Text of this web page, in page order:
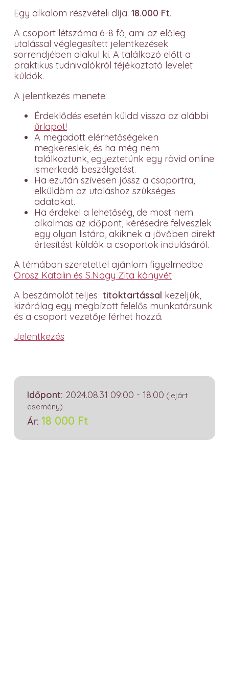
Egy alkalom részvételi díja: 18.000 Ft.
A csoport létszáma 6-8 fő, ami az előleg
utalással véglegesített jelentkezések
sorrendjében alakul ki. A találkozó előtt a
praktikus tudnivalókról téjékoztató levelet
küldök.
A jelentkezés menete:
Érdeklődés esetén küldd vissza az alábbi
űrlapot!
A megadott elérhetőségeken
megkereslek, és ha még nem
találkoztunk, egyeztetünk egy rövid online
ismerkedő beszélgetést.
Ha ezután szívesen jössz a csoportra,
elküldöm az utaláshoz szükséges
adatokat.
Ha érdekel a lehetőség, de most nem
alkalmas az időpont, kérésedre felveszlek
egy olyan listára, akiknek a jövőben direkt
értesítést küldök a csoportok indulásáról.
A témában szeretettel ajánlom figyelmedbe
Orosz Katalin és S.Nagy Zita könyvét
A beszámolót teljes titoktartással kezeljük,
kizárólag egy megbízott felelős munkatársunk
és a csoport vezetője férhet hozzá.
Jelentkezés
Időpont: 2024.08.31 09:00 - 18:00 (lejárt
esemény)
Ár: 18 000 Ft